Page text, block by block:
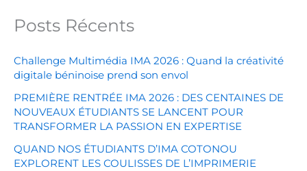
Posts Récents
Challenge Multimédia IMA 2026 : Quand la créativité
digitale béninoise prend son envol
PREMIÈRE RENTRÉE IMA 2026 : DES CENTAINES DE
NOUVEAUX ÉTUDIANTS SE LANCENT POUR
TRANSFORMER LA PASSION EN EXPERTISE
QUAND NOS ÉTUDIANTS D’IMA COTONOU
EXPLORENT LES COULISSES DE L’IMPRIMERIE